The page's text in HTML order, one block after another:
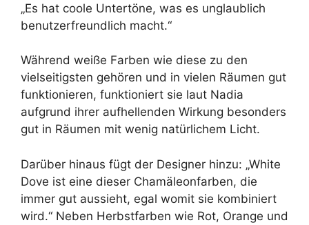
„Es hat coole Untertöne, was es unglaublich
benutzerfreundlich macht.“
Während weiße Farben wie diese zu den
vielseitigsten gehören und in vielen Räumen gut
funktionieren, funktioniert sie laut Nadia
aufgrund ihrer aufhellenden Wirkung besonders
gut in Räumen mit wenig natürlichem Licht.
Darüber hinaus fügt der Designer hinzu: „White
Dove ist eine dieser Chamäleonfarben, die
immer gut aussieht, egal womit sie kombiniert
wird.“ Neben Herbstfarben wie Rot, Orange und